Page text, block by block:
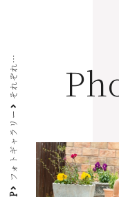
フォトギャラリー
そ
れ
ぞ
れ
の
家
族
写
真